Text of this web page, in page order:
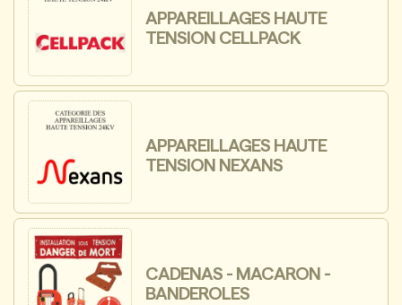
APPAREILLAGES HAUTE
TENSION CELLPACK
APPAREILLAGES HAUTE
TENSION NEXANS
CADENAS - MACARON -
BANDEROLES